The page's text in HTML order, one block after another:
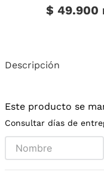
$ 49.900
Descripción
Este producto se
Consultar días de